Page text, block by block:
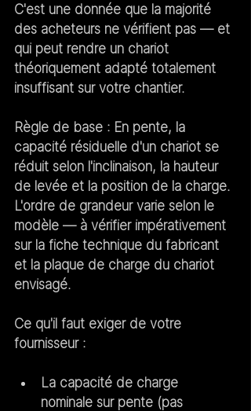
C'est une donnée que la majorité
des acheteurs ne vérifient pas — et
qui peut rendre un chariot
théoriquement adapté totalement
insuffisant sur votre chantier.
Règle de base : En pente, la
capacité résiduelle d'un chariot se
réduit selon l'inclinaison, la hauteur
de levée et la position de la charge.
L'ordre de grandeur varie selon le
modèle — à vérifier impérativement
sur la fiche technique du fabricant
et la plaque de charge du chariot
envisagé.
Ce qu'il faut exiger de votre
fournisseur :
La capacité de charge
nominale sur pente (pas